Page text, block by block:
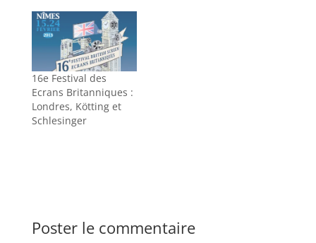
16e Festival des
Ecrans Britanniques :
Londres, Kötting et
Schlesinger
Poster le commentaire